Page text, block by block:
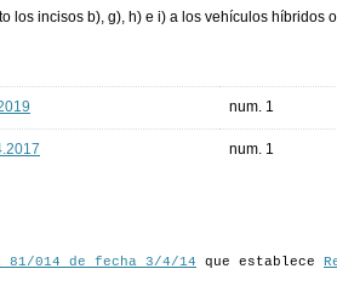
los incisos b), g), h) e i) a los vehículos híbridos
num. 1
num. 1
81/014 de fecha 3/4/14 que establece